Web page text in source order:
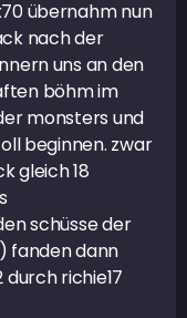
übernahm nun
nach der
uns an den
böhm im
monsters und
beginnen. zwar
gleich 18
schüsse der
fanden dann
durch richie17